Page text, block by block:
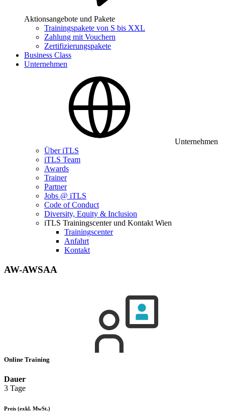
Aktionsangebote und Pakete
Trainingspakete von S bis XXL
Zahlung mit Vouchern
Zertifizierungspakete
Business Class
Unternehmen
Unternehmen
Über iTLS
iTLS Team
Awards
Trainer
Partner
Jobs @ iTLS
Code of Conduct
Diversity, Equity & Inclusion
iTLS Trainingscenter und Kontakt Wien
Trainingscenter
Anfahrt
Kontakt
AW-AWSAA
Online Training
Dauer
3 Tage
Preis (exkl. MwSt.)